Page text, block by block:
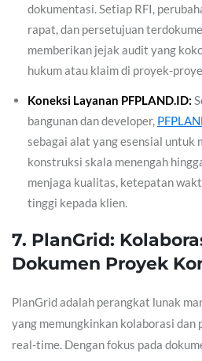
dokumentasi. Setiap RFI,
rapat, dan persetujuan
memberikan jejak audit yang
hukum atau klaim di proyek-
Koneksi Layanan PFPLAND.ID:
bangunan dan developer,
sebagai alat yang esensial untuk
konstruksi skala menengah
menjaga kualitas, ketepatan
tinggi kepada klien.
7. PlanGrid:
Dokumen Proyek
PlanGrid adalah perangkat lunak
yang memungkinkan kolaborasi dan
real-time. Dengan fokus pada